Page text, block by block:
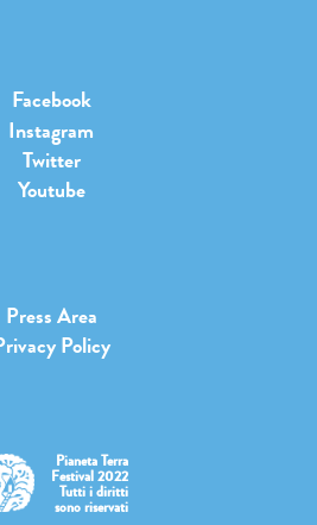
Facebook
Instagram
Twitter
Youtube
Press Area
Policy
Pianeta Terra
Festival 2022
Tutti i diritti
sono riservati